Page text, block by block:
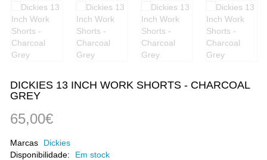
DICKIES 13 INCH WORK SHORTS - CHARCOAL
GREY
65,00€
Marcas
Dickies
Disponibilidade:
Em stock